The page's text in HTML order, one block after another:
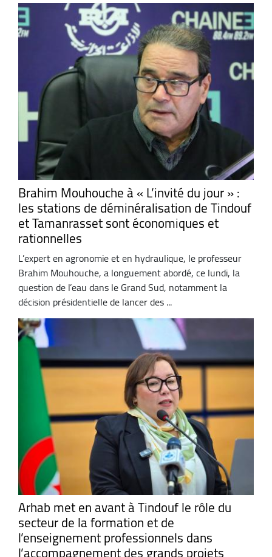
Brahim Mouhouche à « L’invité du jour » :
les stations de déminéralisation de Tindouf
et Tamanrasset sont économiques et
rationnelles
L’expert en agronomie et en hydraulique, le professeur
Brahim Mouhouche, a longuement abordé, ce lundi, la
question de l’eau dans le Grand Sud, notamment la
décision présidentielle de lancer des ...
Arhab met en avant à Tindouf le rôle du
secteur de la formation et de
l’enseignement professionnels dans